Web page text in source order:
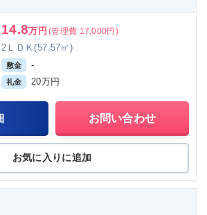
14.8万円 (管理費 17,000円)
2ＬＤＫ(57.57㎡)
敷金 -
礼金 20万円
お問い合わせ
お気に入りに追加